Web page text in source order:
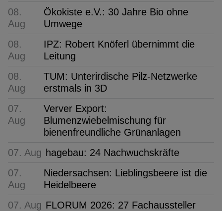
08.
Aug
Ökokiste e.V.: 30 Jahre Bio ohne
Umwege
08.
Aug
IPZ: Robert Knöferl übernimmt die
Leitung
08.
Aug
TUM: Unterirdische Pilz-Netzwerke
erstmals in 3D
07.
Aug
Verver Export:
Blumenzwiebelmischung für
bienenfreundliche Grünanlagen
07. Aug hagebau: 24 Nachwuchskräfte
07.
Aug
Niedersachsen: Lieblingsbeere ist die
Heidelbeere
07. Aug FLORUM 2026: 27 Fachaussteller